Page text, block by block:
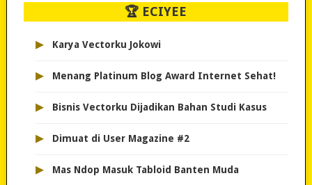
🏆 ECIYEE
▸ Karya Vectorku Jokowi
▸ Menang Platinum Blog Award Internet Sehat!
▸ Bisnis Vectorku Dijadikan Bahan Studi Kasus
▸ Dimuat di User Magazine #2
▸ Mas Ndop Masuk Tabloid Banten Muda